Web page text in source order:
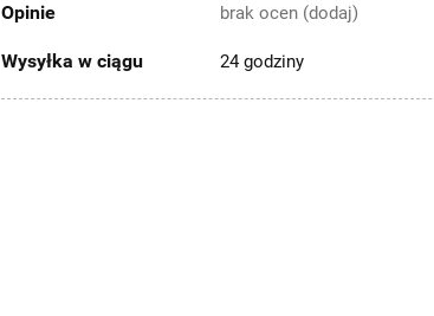
Opinie brak ocen (dodaj)
Wysyłka w ciągu 24 godziny